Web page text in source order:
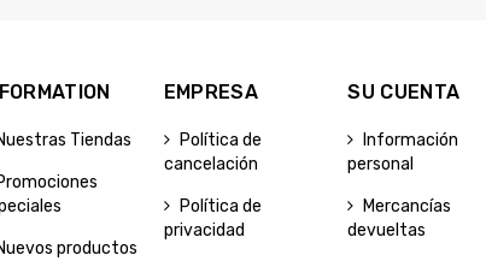
Tiendas
productos
EMPRESA
Política de
cancelación
Política de
privacidad
SU CUENTA
Información
personal
Mercancías
devueltas